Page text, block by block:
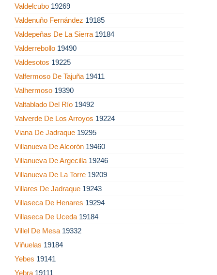
Valdelcubo 19269
Valdenuño Fernández 19185
Valdepeñas De La Sierra 19184
Valderrebollo 19490
Valdesotos 19225
Valfermoso De Tajuña 19411
Valhermoso 19390
Valtablado Del Río 19492
Valverde De Los Arroyos 19224
Viana De Jadraque 19295
Villanueva De Alcorón 19460
Villanueva De Argecilla 19246
Villanueva De La Torre 19209
Villares De Jadraque 19243
Villaseca De Henares 19294
Villaseca De Uceda 19184
Villel De Mesa 19332
Viñuelas 19184
Yebes 19141
Yebra 19111